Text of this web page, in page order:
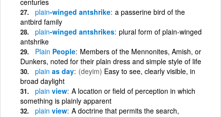
plain-winged antshrike a passerine bird of the
antbird family
plain-winged antshrikes plural form of plain-winged
antshrike
Plain People Members of the Mennonites, Amish, or
Dunkers, noted for their plain dress and simple style of life
plain as day (deyim) Easy to see, clearly visible, in
broad daylight
plain view A location or field of perception in which
something is plainly apparent
plain view A doctrine that permits the search,